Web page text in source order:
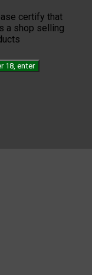
certify that
a shop selling
18, enter